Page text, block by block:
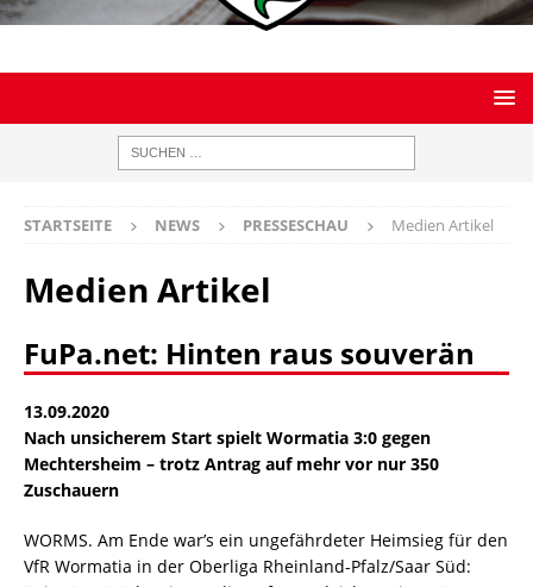
STARTSEITE NEWS PRESSESCHAU Medien Artikel
Medien Artikel
FuPa.net: Hinten raus souverän
13.09.2020
Nach unsicherem Start spielt Wormatia 3:0 gegen
Mechtersheim – trotz Antrag auf mehr vor nur 350
Zuschauern
WORMS. Am Ende war’s ein ungefährdeter Heimsieg für den
VfR Wormatia in der Oberliga Rheinland-Pfalz/Saar Süd: